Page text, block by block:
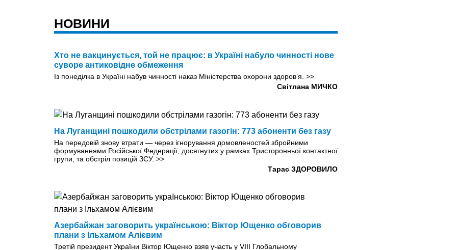
НОВИНИ
Хто не вакцинується, той не працює: в Україні набуло чинності нове
суворе антиковідне обмеження
Із понеділка в Україні набув чинності наказ Міністерства охорони здоров’я. >>
Світлана МИЧКО
На Луганщині пошкодили обстрілами газогін: 773 абоненти без газу
На передовій знову втрати — через ігнорування домовленостей збройними
формуваннями Російської Федерації, досягнутих у рамках Тристоронньої контактної
групи, та обстріл позицій ЗСУ. >>
Тарас ЗДОРОВИЛО
Азербайжан заговорить українською: Віктор Ющенко обговорив
плани з Ільхамом Алієвим
Третій президент України Віктор Ющенко взяв участь у VIII Глобальному